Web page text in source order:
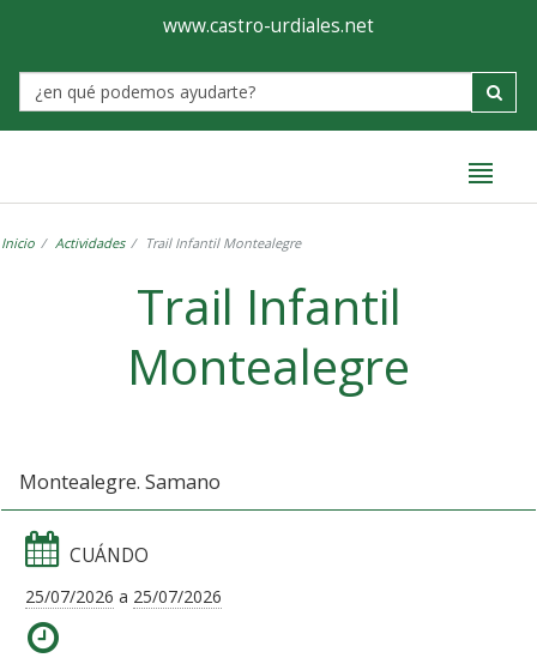
Ayuntamiento
de
Castro-
www.castro-urdiales.net
Label
Inicio Actividades Trail Infantil Montealegre
Trail Infantil
Montealegre
Montealegre. Samano
CUÁNDO
25/07/2026 a 25/07/2026